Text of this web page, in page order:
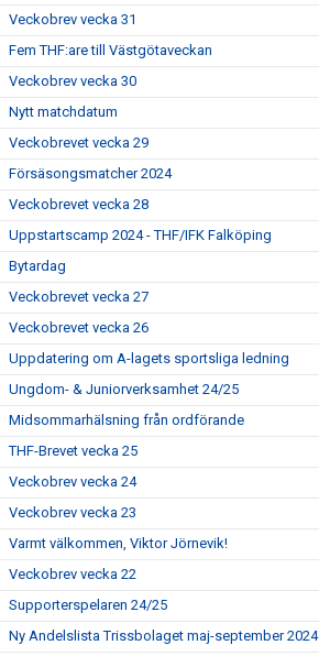
Veckobrev vecka 31
Fem THF:are till Västgötaveckan
Veckobrev vecka 30
Nytt matchdatum
Veckobrevet vecka 29
Försäsongsmatcher 2024
Veckobrevet vecka 28
Uppstartscamp 2024 - THF/IFK Falköping
Bytardag
Veckobrevet vecka 27
Veckobrevet vecka 26
Uppdatering om A-lagets sportsliga ledning
Ungdom- & Juniorverksamhet 24/25
Midsommarhälsning från ordförande
THF-Brevet vecka 25
Veckobrev vecka 24
Veckobrev vecka 23
Varmt välkommen, Viktor Jörnevik!
Veckobrev vecka 22
Supporterspelaren 24/25
Ny Andelslista Trissbolaget maj-september 2024